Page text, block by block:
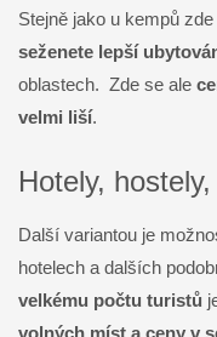
Stejně jako u kempů zde
seženete lepší
oblastech. Zde se ale
velmi liší.
Hotely,
Další variantou je
hotelech a dalších
velkému počtu turistů
volných míst a ceny v